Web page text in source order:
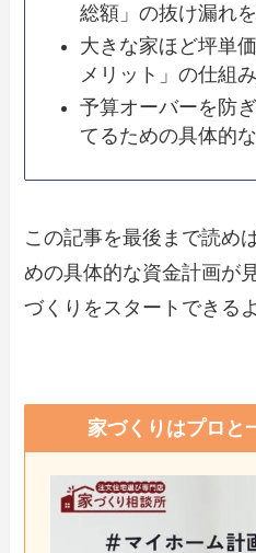
総額」の抜け漏れ
大きな家ほど坪単
メリット」の仕組
予算オーバーを防
てるための具体的
この記事を最後まで読め
めの具体的な資金計画が
づくりをスタートできる
家づくりはプロと